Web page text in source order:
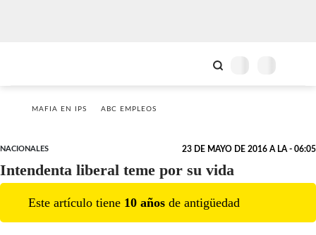
MAFIA EN IPS ABC EMPLEOS
NACIONALES 23 DE MAYO DE 2016 A LA - 06:05
Intendenta liberal teme por su vida
Este artículo tiene 10 años de antigüedad